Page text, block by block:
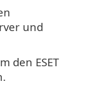
und
den ESET